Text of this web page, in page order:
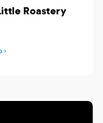
Roastery
›